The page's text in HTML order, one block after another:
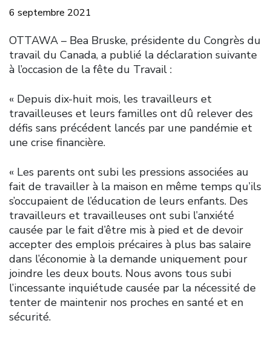
6 septembre 2021
OTTAWA – Bea Bruske, présidente du Congrès du
travail du Canada, a publié la déclaration suivante
à l’occasion de la fête du Travail :
« Depuis dix-huit mois, les travailleurs et
travailleuses et leurs familles ont dû relever des
défis sans précédent lancés par une pandémie et
une crise financière.
« Les parents ont subi les pressions associées au
fait de travailler à la maison en même temps qu’ils
s’occupaient de l’éducation de leurs enfants. Des
travailleurs et travailleuses ont subi l’anxiété
causée par le fait d’être mis à pied et de devoir
accepter des emplois précaires à plus bas salaire
dans l’économie à la demande uniquement pour
joindre les deux bouts. Nous avons tous subi
l’incessante inquiétude causée par la nécessité de
tenter de maintenir nos proches en santé et en
sécurité.